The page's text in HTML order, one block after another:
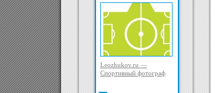
Leozhukov.ru —
Спортивный фотограф